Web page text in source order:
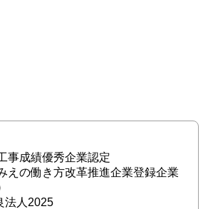
事成績優秀企業認定
えの働き方改革推進企業登録企業
法人2025